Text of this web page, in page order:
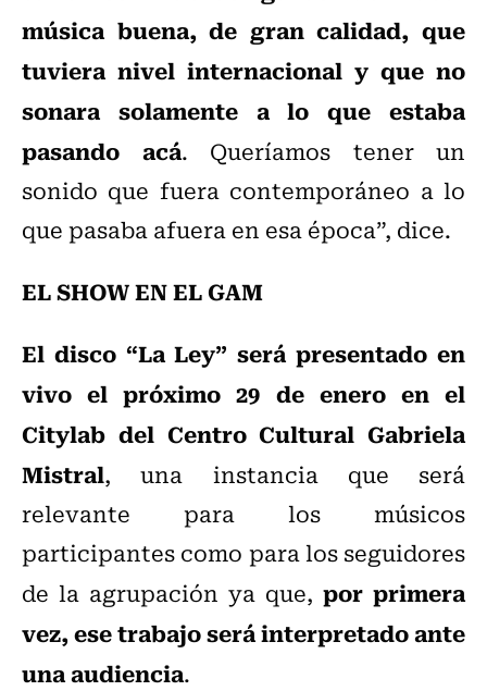
música buena, de gran calidad, que
tuviera nivel internacional y que no
sonara solamente a lo que estaba
pasando acá. Queríamos tener un
sonido que fuera contemporáneo a lo
que pasaba afuera en esa época”, dice.
EL SHOW EN EL GAM
El disco “La Ley” será presentado en
vivo el próximo 29 de enero en el
Citylab del Centro Cultural Gabriela
Mistral, una instancia que será
relevante para los músicos
participantes como para los seguidores
de la agrupación ya que, por primera
vez, ese trabajo será interpretado ante
una audiencia.